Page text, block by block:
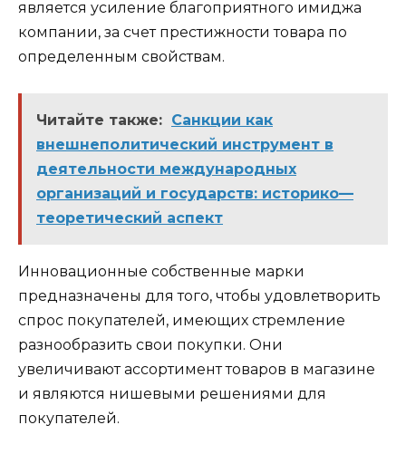
является усиление благоприятного имиджа
компании, за счет престижности товара по
определенным свойствам.
Читайте также: Санкции как
внешнеполитический инструмент в
деятельности международных
организаций и государств: историко—
теоретический аспект
Инновационные собственные марки
предназначены для того, чтобы удовлетворить
спрос покупателей, имеющих стремление
разнообразить свои покупки. Они
увеличивают ассортимент товаров в магазине
и являются нишевыми решениями для
покупателей.